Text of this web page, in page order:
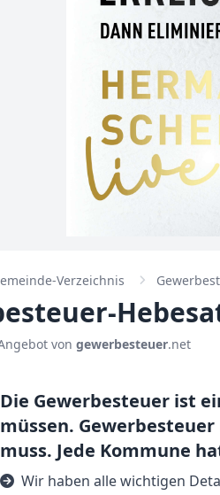
Verzeichnis
von gewerbesteuer.net
Die Gewerbesteuer ist
müssen.
muss. Jede Kommune
Wir haben alle wichtigen